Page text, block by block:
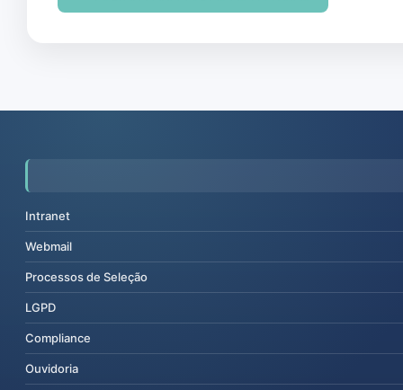
Intranet
Webmail
Processos de Seleção
LGPD
Compliance
Ouvidoria